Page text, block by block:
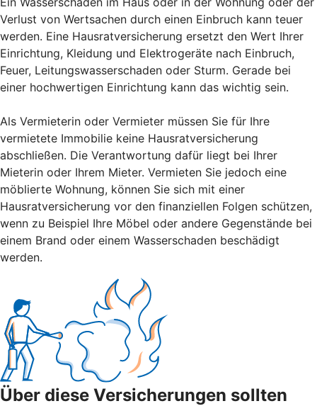
Verlust von Wertsachen durch einen Einbruch kann teuer
werden. Eine Hausratversicherung ersetzt den Wert Ihrer
Einrichtung, Kleidung und Elektrogeräte nach Einbruch,
Feuer, Leitungswasserschaden oder Sturm. Gerade bei
einer hochwertigen Einrichtung kann das wichtig sein.
Als Vermieterin oder Vermieter müssen Sie für Ihre
vermietete Immobilie keine Hausratversicherung
abschließen. Die Verantwortung dafür liegt bei Ihrer
Mieterin oder Ihrem Mieter. Vermieten Sie jedoch eine
möblierte Wohnung, können Sie sich mit einer
Hausratversicherung vor den finanziellen Folgen schützen,
wenn zu Beispiel Ihre Möbel oder andere Gegenstände bei
einem Brand oder einem Wasserschaden beschädigt
werden.
Über diese Versicherungen sollten